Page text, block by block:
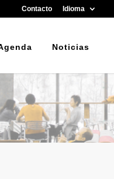
Contacto Idioma
Noticias